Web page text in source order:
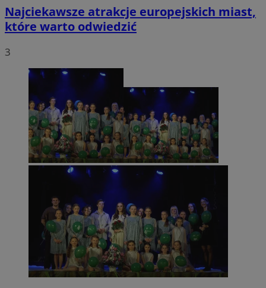
Najciekawsze atrakcje europejskich miast,
które warto odwiedzić
3